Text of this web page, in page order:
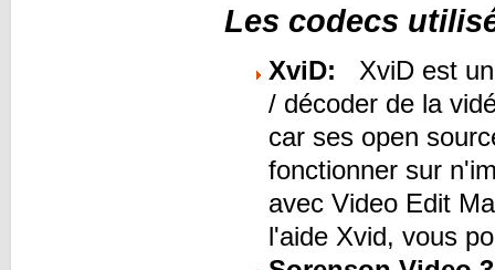
Les codecs
XviD: XviD est un
/ décoder de la
car ses open
fonctionner sur
avec Video Edit
l'aide Xvid, vous